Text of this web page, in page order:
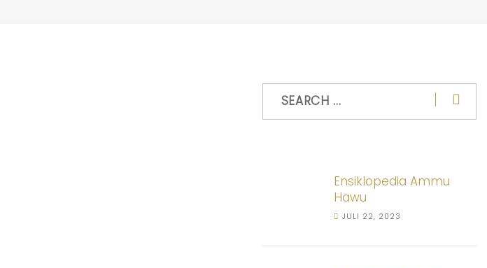
Ensiklopedia Ammu
Hawu
JULI 22, 2023